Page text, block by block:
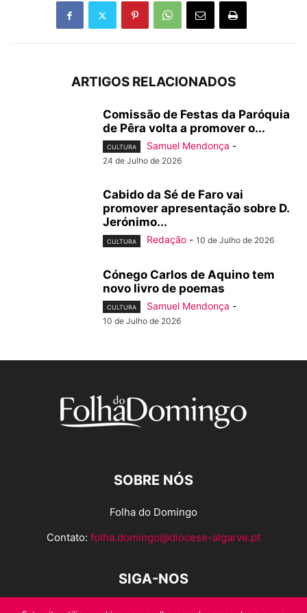
ARTIGOS RELACIONADOS
Comissão de Festas da Paróquia
de Pêra volta a promover o...
CULTURA Samuel Mendonça -
24 de Julho de 2026
Cabido da Sé de Faro vai
promover apresentação sobre D.
Jerónimo...
CULTURA Redação - 10 de Julho de 2026
Cónego Carlos de Aquino tem
novo livro de poemas
CULTURA Samuel Mendonça -
10 de Julho de 2026
SOBRE NÓS
Folha do Domingo
Contato: folha.domingo@diocese-algarve.pt
SIGA-NOS